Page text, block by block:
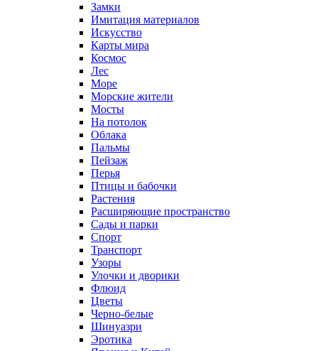
Замки
Имитация материалов
Искусство
Карты мира
Космос
Лес
Море
Морские жители
Мосты
На потолок
Облака
Пальмы
Пейзаж
Перья
Птицы и бабочки
Растения
Расширяющие пространство
Сады и парки
Спорт
Транспорт
Узоры
Улочки и дворики
Флюид
Цветы
Черно-белые
Шинуазри
Эротика